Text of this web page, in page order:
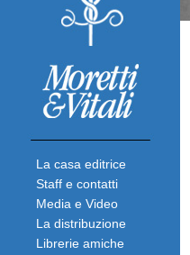
La casa editrice
Staff e contatti
Media e Video
La distribuzione
Librerie amiche